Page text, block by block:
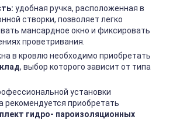
удобная ручка, расположенная в
створки, позволяет легко
мансардное окно и фиксировать
проветривания.
в кровлю необходимо приобретать
, выбор которого зависит от типа
установки
рекомендуется приобретать
гидро- пароизоляционных